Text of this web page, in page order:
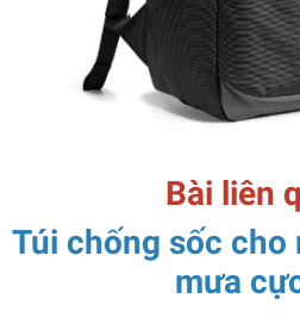
Bài liên
Túi chống sốc cho
mưa